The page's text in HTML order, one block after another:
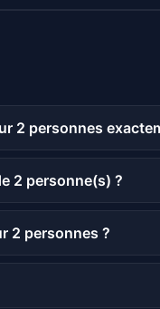
2 personnes
2 personne(s) ?
2 personnes ?